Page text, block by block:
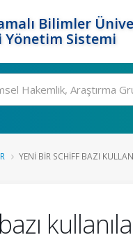
Bilimler
Yönetim Sistemi
YENI BIR SCHIFF BAZI